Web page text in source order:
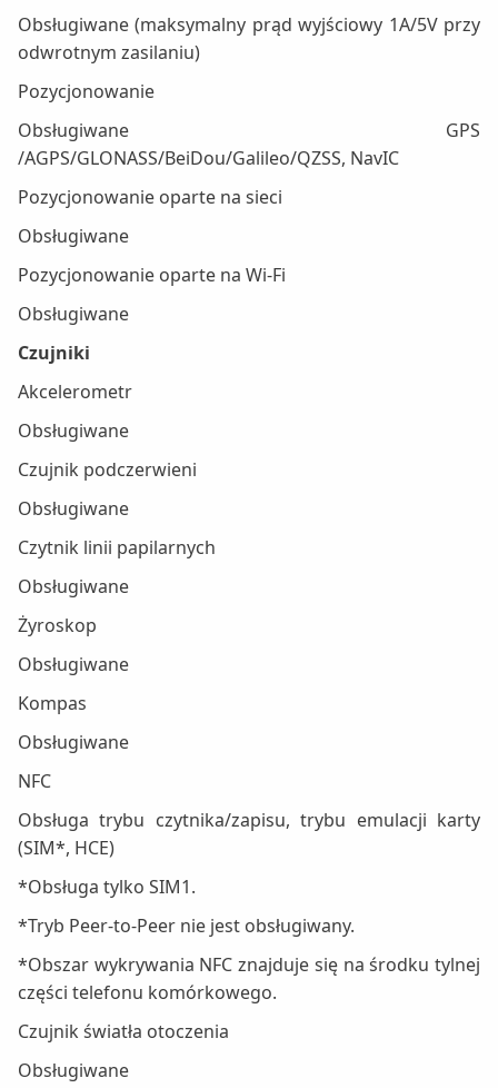
Obsługiwane (maksymalny prąd wyjściowy 1A/5V przy
odwrotnym zasilaniu)
Pozycjonowanie
Obsługiwane GPS
/AGPS/GLONASS/BeiDou/Galileo/QZSS, NavIC
Pozycjonowanie oparte na sieci
Obsługiwane
Pozycjonowanie oparte na Wi-Fi
Obsługiwane
Czujniki
Akcelerometr
Obsługiwane
Czujnik podczerwieni
Obsługiwane
Czytnik linii papilarnych
Obsługiwane
Żyroskop
Obsługiwane
Kompas
Obsługiwane
NFC
Obsługa trybu czytnika/zapisu, trybu emulacji karty
(SIM*, HCE)
*Obsługa tylko SIM1.
*Tryb Peer-to-Peer nie jest obsługiwany.
*Obszar wykrywania NFC znajduje się na środku tylnej
części telefonu komórkowego.
Czujnik światła otoczenia
Obsługiwane